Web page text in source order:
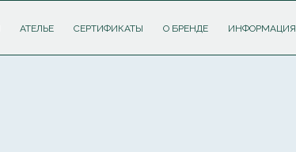
АТЕЛЬЕ СЕРТИФИКАТЫ О БРЕНДЕ ИНФОРМАЦИЯ